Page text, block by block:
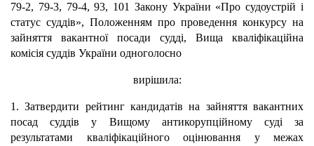
79-2, 79-3, 79-4, 93, 101 Закону України «Про судоустрій і
статус суддів», Положенням про проведення конкурсу на
зайняття вакантної посади судді, Вища кваліфікаційна
комісія суддів України одноголосно
вирішила:
1. Затвердити рейтинг кандидатів на зайняття вакантних
посад суддів у Вищому антикорупційному суді за
результатами кваліфікаційного оцінювання у межах